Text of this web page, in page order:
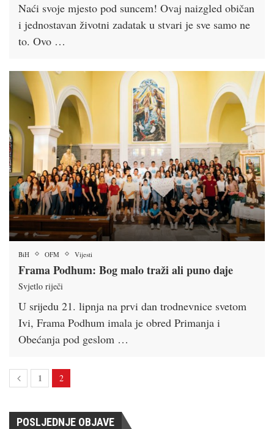
Naći svoje mjesto pod suncem! Ovaj naizgled običan
i jednostavan životni zadatak u stvari je sve samo ne
to. Ovo …
BiH OFM Vijesti
Frama Podhum: Bog malo traži ali puno daje
Svjetlo riječi
U srijedu 21. lipnja na prvi dan trodnevnice svetom
Ivi, Frama Podhum imala je obred Primanja i
Obećanja pod geslom …
1 2
POSLJEDNJE OBJAVE